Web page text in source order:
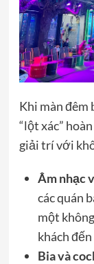
Khi màn đêm
“lột xác”
giải trí với
Âm nhạc
các quán
một
khách
Bia và